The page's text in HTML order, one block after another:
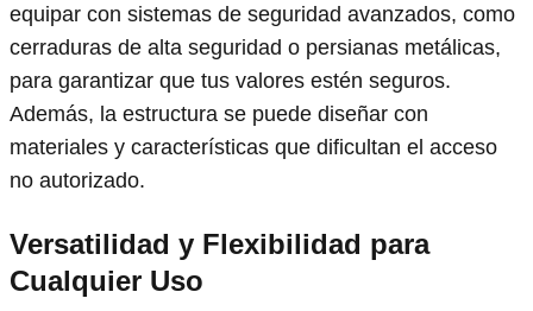
equipar con sistemas de seguridad avanzados, como
cerraduras de alta seguridad o persianas metálicas,
para garantizar que tus valores estén seguros.
Además, la estructura se puede diseñar con
materiales y características que dificultan el acceso
no autorizado.
Versatilidad y Flexibilidad para
Cualquier Uso